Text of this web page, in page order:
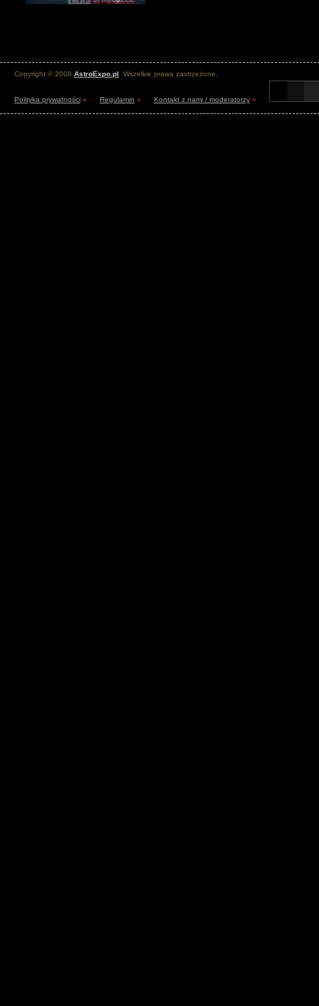
Copyright © 2008 AstroExpo.pl . Wszelkie prawa zastrzeżone.
Polityka prywatności » Regulamin » Kontakt z nami / moderatorzy »